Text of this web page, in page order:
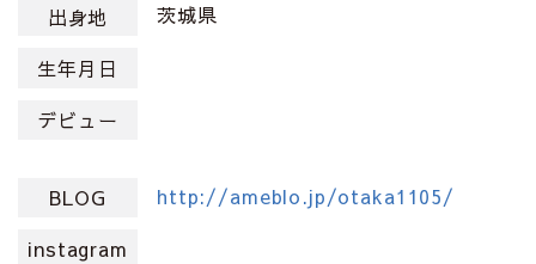
出身地 茨城県
生年月日
デビュー
BLOG http://ameblo.jp/otaka1105/
instagram